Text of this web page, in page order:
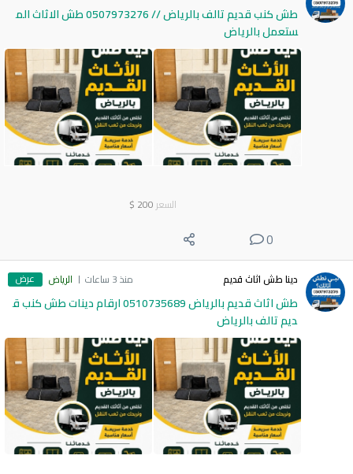
طش كنب قديم تالف بالرياض // 0507973276 طش الاثاث الم
ستعمل بالرياض
السعر 200
$
0
دينا طش اثاث قديم منذ 3 ساعات الرياض عرض
طش اثاث قديم بالرياض 0510735689 ارقام دينات طش كنب ق
ديم تالف بالرياض